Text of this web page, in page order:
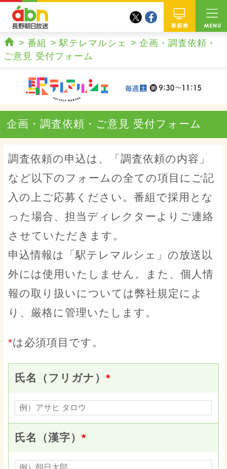
番組
twitterfacebook
ホーム
番組 駅テレマルシェ
企画・調査依頼・
ご意見 受付フォーム
企画・調査依頼・ご意見 受付フォーム
調査依頼の申込は、「調査依頼の内容」
など以下のフォームの全ての項目にご記
入の上ご応募ください。番組で採用とな
った場合、担当ディレクターよりご連絡
させていただきます。
申込情報は「駅テレマルシェ」の放送以
外には使用いたしません。また、個人情
報の取り扱いについては弊社規定によ
り、厳格に管理いたします。
*は必須項目です。
氏名（フリガナ）*
氏名（漢字）*